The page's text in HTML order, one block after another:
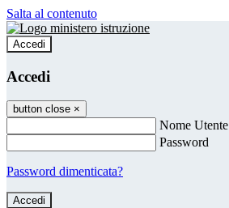
Salta al contenuto
Accedi
Accedi
button close ×
Nome Utente
Password
Password dimenticata?